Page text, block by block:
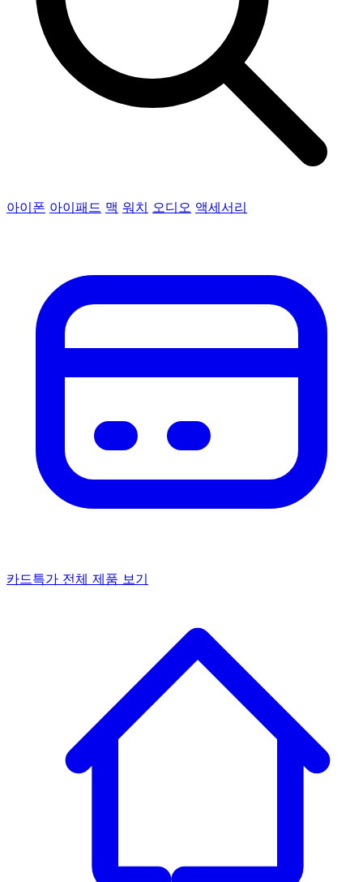
아이폰 아이패드 맥 워치 오디오 액세서리
카드특가 전체 제품 보기